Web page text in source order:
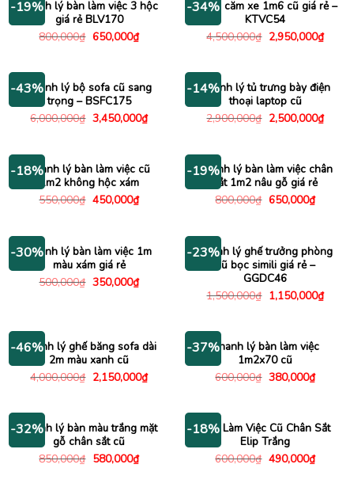
-19%
Thanh lý bàn làm việc 3 hộc
giá rẻ BLV170
800,000₫ Giá
650,000₫Giá
hiện
650,000₫.
-34%
Kệ tivi căm xe 1m6 cũ giá rẻ –
KTVC54
4,500,000₫ Giá
gốc
2,950,000₫Giá
hiện
-43%Thanh lý bộ sofa cũ sang
trọng – BSFC175
6,000,000₫ Giá
gốc
3,450,000₫Giá
hiện
3,450,000₫.
-14%
Thanh lý tủ trưng bày điện
thoại laptop cũ
2,900,000₫ Giá
gốc
2,500,000₫Giá
hiện
-18%Thanh lý bàn làm việc cũ
1m2 không hộc xám
550,000₫ Giá
450,000₫Giá
hiện
450,000₫.
-19%
Thanh lý bàn làm việc chân
sắt 1m2 nâu gỗ giá rẻ
800,000₫ Giá
650,000₫Giá
hiện
-30%Thanh lý bàn làm việc 1m
màu xám giá rẻ
500,000₫ Giá
350,000₫Giá
hiện
-23%
Thanh lý ghế trưởng phòng
cũ bọc simili giá rẻ –
GGDC46
1,500,000₫ Giá
gốc
1,150,000₫Giá
hiện
-46%
Thanh lý ghế băng sofa dài
2m màu xanh cũ
4,000,000₫ Giá
gốc
2,150,000₫Giá
hiện
2,150,000₫.
-37%Thanh lý bàn làm việc
1m2x70 cũ
600,000₫ Giá
380,000₫Giá
hiện
-32%
Thanh lý bàn màu trắng mặt
gỗ chân sắt cũ
850,000₫ Giá
580,000₫Giá
hiện
-18%
Bàn Làm Việc Cũ Chân Sắt
Elip Trắng
600,000₫ Giá
490,000₫Giá
hiện